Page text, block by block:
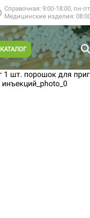
Справочная: 9:00-18:00, пн-пт
Медицинские изделия:
КАТАЛОГ